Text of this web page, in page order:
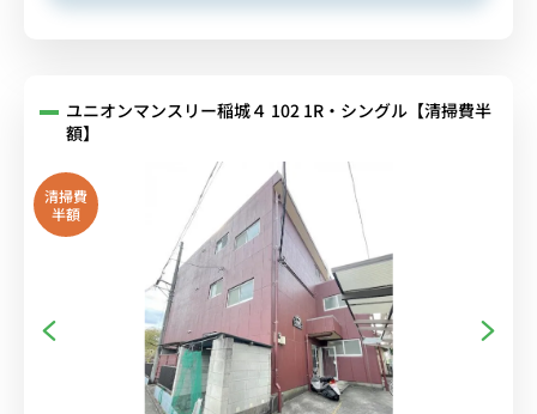
ユニオンマンスリー稲城４ 102 1R・シングル【清掃費半
額】
清掃費
半額